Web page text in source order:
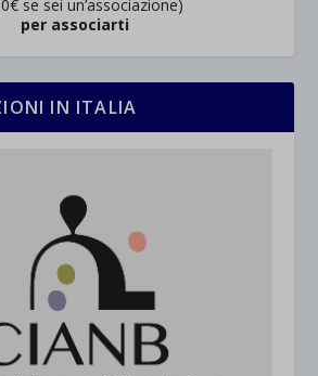
se sei un’associazione)
per associarti
IN ITALIA